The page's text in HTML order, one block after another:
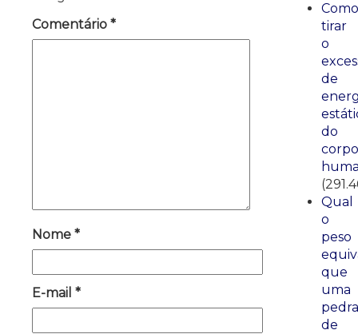
Comentário *
Nome *
E-mail *
Como
tirar
o
de
do
corpo
Qual
o
peso
que
uma
pedra
de